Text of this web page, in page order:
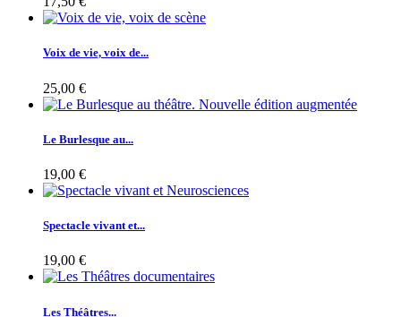
Voix de vie, voix de...
25,00 €
Le Burlesque au...
19,00 €
Spectacle vivant et...
19,00 €
Les Théâtres...